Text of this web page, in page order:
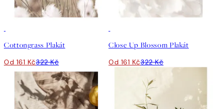
Cottongrass Plakát
Od 161 Kč322 Kč
Close Up Blossom Plakát
Od 161 Kč322 Kč